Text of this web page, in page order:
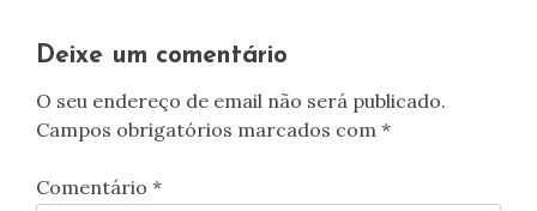
Deixe um comentário
O seu endereço de email não será publicado.
Campos obrigatórios marcados com *
Comentário *